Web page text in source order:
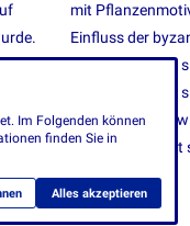
die
mit
Einfluss der
zurückzuführen
Kloster befindet
armen Assisi
XVI Jahrhundert
Im Folgenden können
finden Sie in
Alles akzeptieren